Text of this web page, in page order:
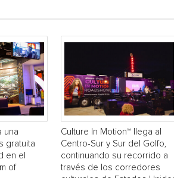
una
gratuita
en el
of
Culture In Motion™ llega al
Centro-Sur y Sur del Golfo,
continuando su recorrido a
través de los corredores